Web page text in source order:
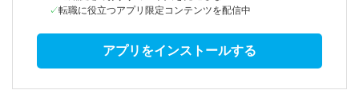
転職に役立つアプリ限定コンテンツを配信中
アプリをインストールする